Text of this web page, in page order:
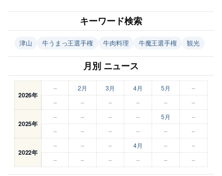
キーワード検索
津山 牛うまっ王選手権 牛肉料理 牛魔王選手権 観光
月別 ニュース
2026年
– 2月 3月 4月 5月
–
–
– – – – –
2025年
– – – – 5月
–
–
– – – – –
2022年
– – – 4月 –
–
–
– – – – –